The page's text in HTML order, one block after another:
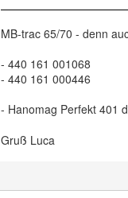
MB-trac 65/70 - denn
- 440 161 001068
- 440 161 000446
- Hanomag Perfekt 401
Gruß Luca